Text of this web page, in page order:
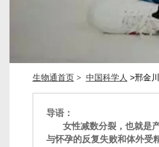
生物通首页 > 中国科学人 >邢金
导语：
女性减数分裂，也就是
与怀孕的反复失败和体外受